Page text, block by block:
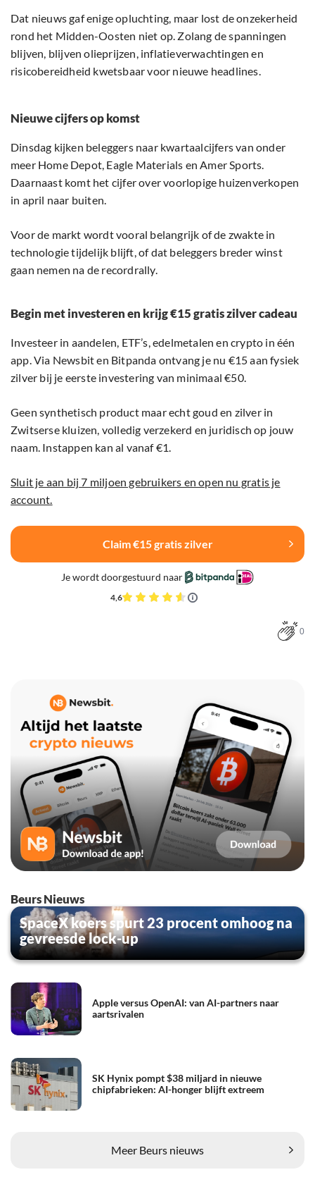
Dat nieuws gaf enige opluchting, maar lost de onzekerheid
rond het Midden-Oosten niet op. Zolang de spanningen
blijven, blijven olieprijzen, inflatieverwachtingen en
risicobereidheid kwetsbaar voor nieuwe headlines.
Nieuwe cijfers op komst
Dinsdag kijken beleggers naar kwartaalcijfers van onder
meer Home Depot, Eagle Materials en Amer Sports.
Daarnaast komt het cijfer over voorlopige huizenverkopen
in april naar buiten.
Voor de markt wordt vooral belangrijk of de zwakte in
technologie tijdelijk blijft, of dat beleggers breder winst
gaan nemen na de recordrally.
Begin met investeren en krijg €15 gratis zilver cadeau
Investeer in aandelen, ETF’s, edelmetalen en crypto in één
app. Via Newsbit en Bitpanda ontvang je nu €15 aan fysiek
zilver bij je eerste investering van minimaal €50.
Geen synthetisch product maar echt goud en zilver in
Zwitserse kluizen, volledig verzekerd en juridisch op jouw
naam. Instappen kan al vanaf €1.
Sluit je aan bij 7 miljoen gebruikers en open nu gratis je
account.
Claim €15 gratis zilver
Je wordt doorgestuurd naar
4,6
0
Beurs Nieuws
SpaceX koers spurt 23 procent omhoog na
gevreesde lock-up
Apple versus OpenAI: van AI-partners naar
aartsrivalen
SK Hynix pompt $38 miljard in nieuwe
chipfabrieken: AI-honger blijft extreem
Meer Beurs nieuws